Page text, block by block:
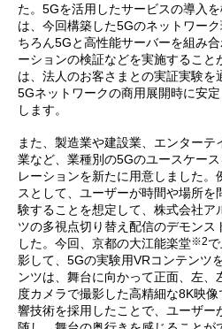
た。5Gを活用したサービスの導入
は、今回構築した5Gのネットワー
ちろん5Gと高性能サーバーを組み
ーションの検証などを実施すること
は、法人のお客さまとの実証実験を
5Gネットワークの商用展開時に安
します。
また、製造業や建設業、エンター
業など、業種別の5Gのユースケー
レーションを新たに用意しました
スとして、ユーザーが時間や場所
験することを想定して、株式会社ア
ツの多視点切り替え配信のデモンス
した。今回、京都の大江能楽堂※2
影して、5Gの実験用VRコンテンツ
ンツは、舞台に向かって正面、左
度カメラで撮影した高精細な8K映
響技術を採用したことで、ユーザー